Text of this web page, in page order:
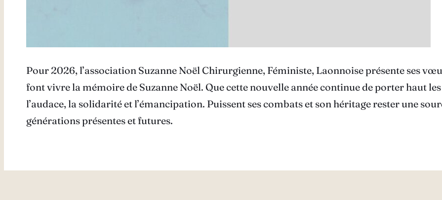
Pour 2026, l’association Suzanne Noël Chirurgienne, Féministe, Laonnoise présente ses
font vivre la mémoire de Suzanne Noël. Que cette nouvelle année continue de porter haut les
l’audace, la solidarité et l’émancipation. Puissent ses combats et son héritage rester une
générations présentes et futures.